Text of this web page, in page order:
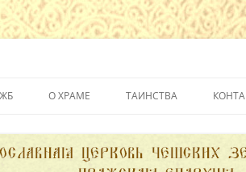
О ХРАМЕ
ДУХОВЕНСТВО
ТАИНСТВА